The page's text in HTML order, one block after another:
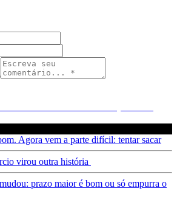
Agora vem a parte difícil: tentar sacar
virou outra história
prazo maior é bom ou só empurra o